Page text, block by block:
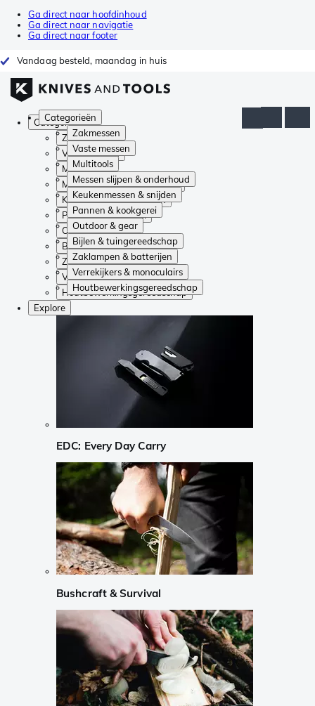
Ga direct naar hoofdinhoud
Ga direct naar navigatie
Ga direct naar footer
Vandaag besteld, maandag in huis
Categorieën
Zakmessen
Vaste messen
Multitools
Messen slijpen & onderhoud
Keukenmessen & snijden
Pannen & kookgerei
Outdoor & gear
Bijlen & tuingereedschap
Zaklampen & batterijen
Verrekijkers & monoculairs
Houtbewerkingsgereedschap
Categorieën
Zakmessen
Vaste messen
Multitools
Messen slijpen & onderhoud
Keukenmessen & snijden
Pannen & kookgerei
Outdoor & gear
Bijlen & tuingereedschap
Zaklampen & batterijen
Verrekijkers & monoculairs
Houtbewerkingsgereedschap
Explore
EDC: Every Day Carry
Bushcraft & Survival